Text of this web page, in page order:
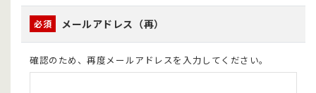
必須 メールアドレス（再）
確認のため、再度メールアドレスを入力してください。